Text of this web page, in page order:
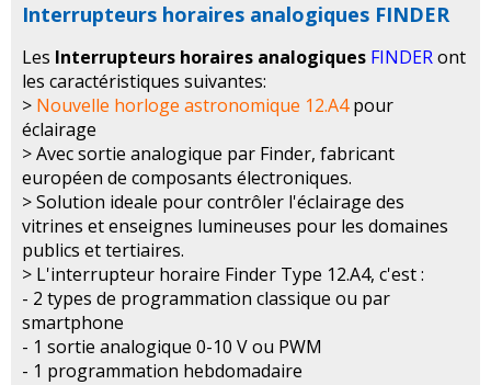
Interrupteurs horaires analogiques FINDER
Les Interrupteurs horaires analogiques FINDERont
les caractéristiques suivantes:
> Nouvelle horloge astronomique 12.A4pour
éclairage
> Avec sortie analogique par Finder, fabricant
européen de composants électroniques.
> Solution ideale pour contrôler l'éclairage des
vitrines et enseignes lumineuses pour les domaines
publics et tertiaires.
> L'interrupteur horaire Finder Type 12.A4, c'est :
- 2 types de programmation classique ou par
smartphone
- 1 sortie analogique 0-10 V ou PWM
- 1 programmation hebdomadaire